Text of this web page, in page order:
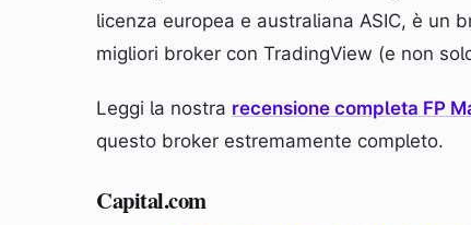
licenza europea e australiana ASIC, è un
migliori broker con TradingView (e non
Leggi la nostra recensione completa FP
questo broker estremamente completo.
Capital.com